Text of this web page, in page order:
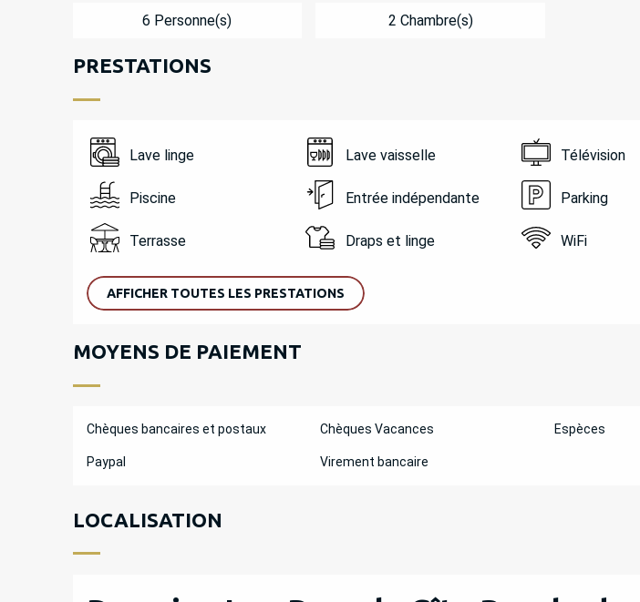
6 Personne(s) 2 Chambre(s)
PRESTATIONS
Lave linge Lave vaisselle Télévision
Piscine Entrée indépendante Parking
Terrasse Draps et linge WiFi
AFFICHER TOUTES LES PRESTATIONS
MOYENS DE PAIEMENT
Chèques bancaires et postaux Chèques Vacances Espèces
Paypal Virement bancaire
LOCALISATION